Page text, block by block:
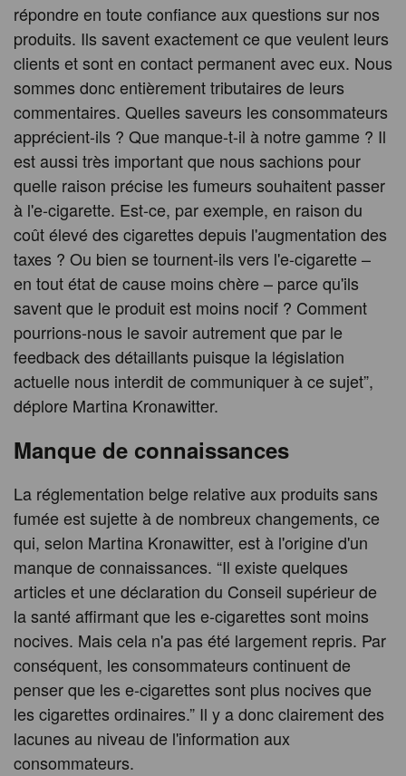
répondre en toute confiance aux questions sur nos
produits. Ils savent exactement ce que veulent leurs
clients et sont en contact permanent avec eux. Nous
sommes donc entièrement tributaires de leurs
commentaires. Quelles saveurs les consommateurs
apprécient-ils ? Que manque-t-il à notre gamme ? Il
est aussi très important que nous sachions pour
quelle raison précise les fumeurs souhaitent passer
à l'e-cigarette. Est-ce, par exemple, en raison du
coût élevé des cigarettes depuis l'augmentation des
taxes ? Ou bien se tournent-ils vers l'e-cigarette –
en tout état de cause moins chère – parce qu'ils
savent que le produit est moins nocif ? Comment
pourrions-nous le savoir autrement que par le
feedback des détaillants puisque la législation
actuelle nous interdit de communiquer à ce sujet”,
déplore Martina Kronawitter.
Manque de connaissances
La réglementation belge relative aux produits sans
fumée est sujette à de nombreux changements, ce
qui, selon Martina Kronawitter, est à l'origine d'un
manque de connaissances. “Il existe quelques
articles et une déclaration du Conseil supérieur de
la santé affirmant que les e-cigarettes sont moins
nocives. Mais cela n'a pas été largement repris. Par
conséquent, les consommateurs continuent de
penser que les e-cigarettes sont plus nocives que
les cigarettes ordinaires.” Il y a donc clairement des
lacunes au niveau de l'information aux
consommateurs.